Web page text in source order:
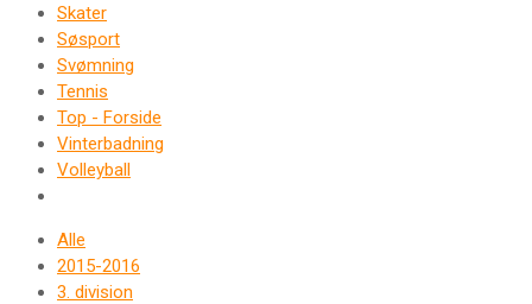
Skater
Søsport
Svømning
Tennis
Top - Forside
Vinterbadning
Volleyball
Alle
2015-2016
3. division